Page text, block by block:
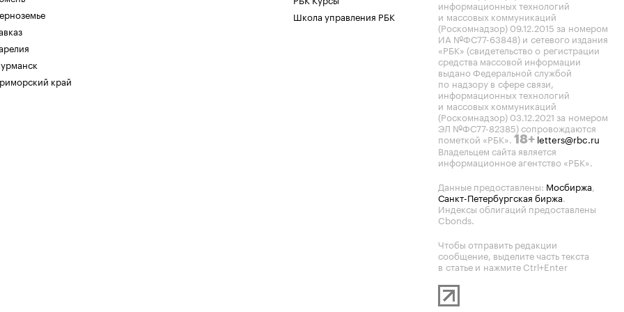
край
Школа управления РБК
информационных технологий
и массовых коммуникаций
(Роскомнадзор) 09.12.2015 за номером
ИА №ФС77-63848) и сетевого издания
«РБК» (свидетельство о регистрации
средства массовой информации
выдано Федеральной службой
по надзору в сфере связи,
информационных технологий
и массовых коммуникаций
(Роскомнадзор) 03.12.2021 за номером
ЭЛ №ФС77-82385) сопровождаются
пометкой «РБК». 18+ letters@rbc.ru
Владельцем сайта является
информационное агентство «РБК».
Данные предоставлены: Мосбиржа,
Санкт-Петербургская биржа.
Индексы облигаций предоставлены
Cbonds.
Чтобы отправить редакции
сообщение, выделите часть текста
в статье и нажмите Ctrl+Enter